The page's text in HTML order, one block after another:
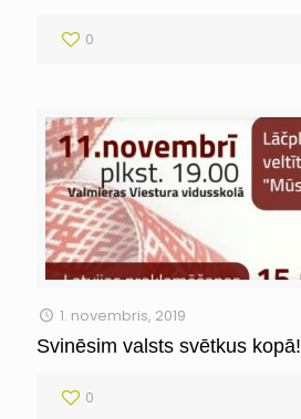
0
1. novembris, 2019
Svinēsim valsts svētkus kopā!
0